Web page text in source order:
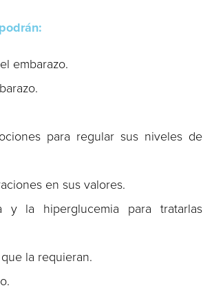
embarazo.
para regular sus niveles de
en sus valores.
y la hiperglucemia para tratarlas
la requieran.